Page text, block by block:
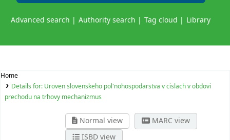
Advanced search Authority search Tag cloud Library
Home
Details for: Uroven slovenskeho pol'nohospodarstva v cislach v obdovi
prechodu na trhovy mechanizmus
Normal view
MARC view
ISBD view